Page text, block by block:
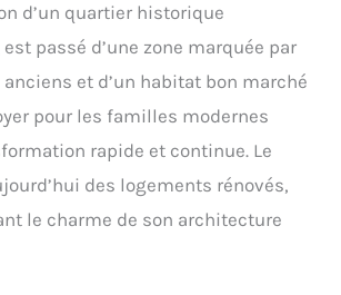
d’un quartier historique
passé d’une zone marquée par
et d’un habitat bon marché
pour les familles modernes
rapide et continue. Le
des logements rénovés,
le charme de son architecture